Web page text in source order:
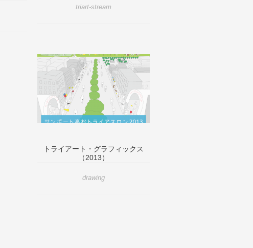
triart-stream
トライアート・グラフィックス
（2013）
drawing